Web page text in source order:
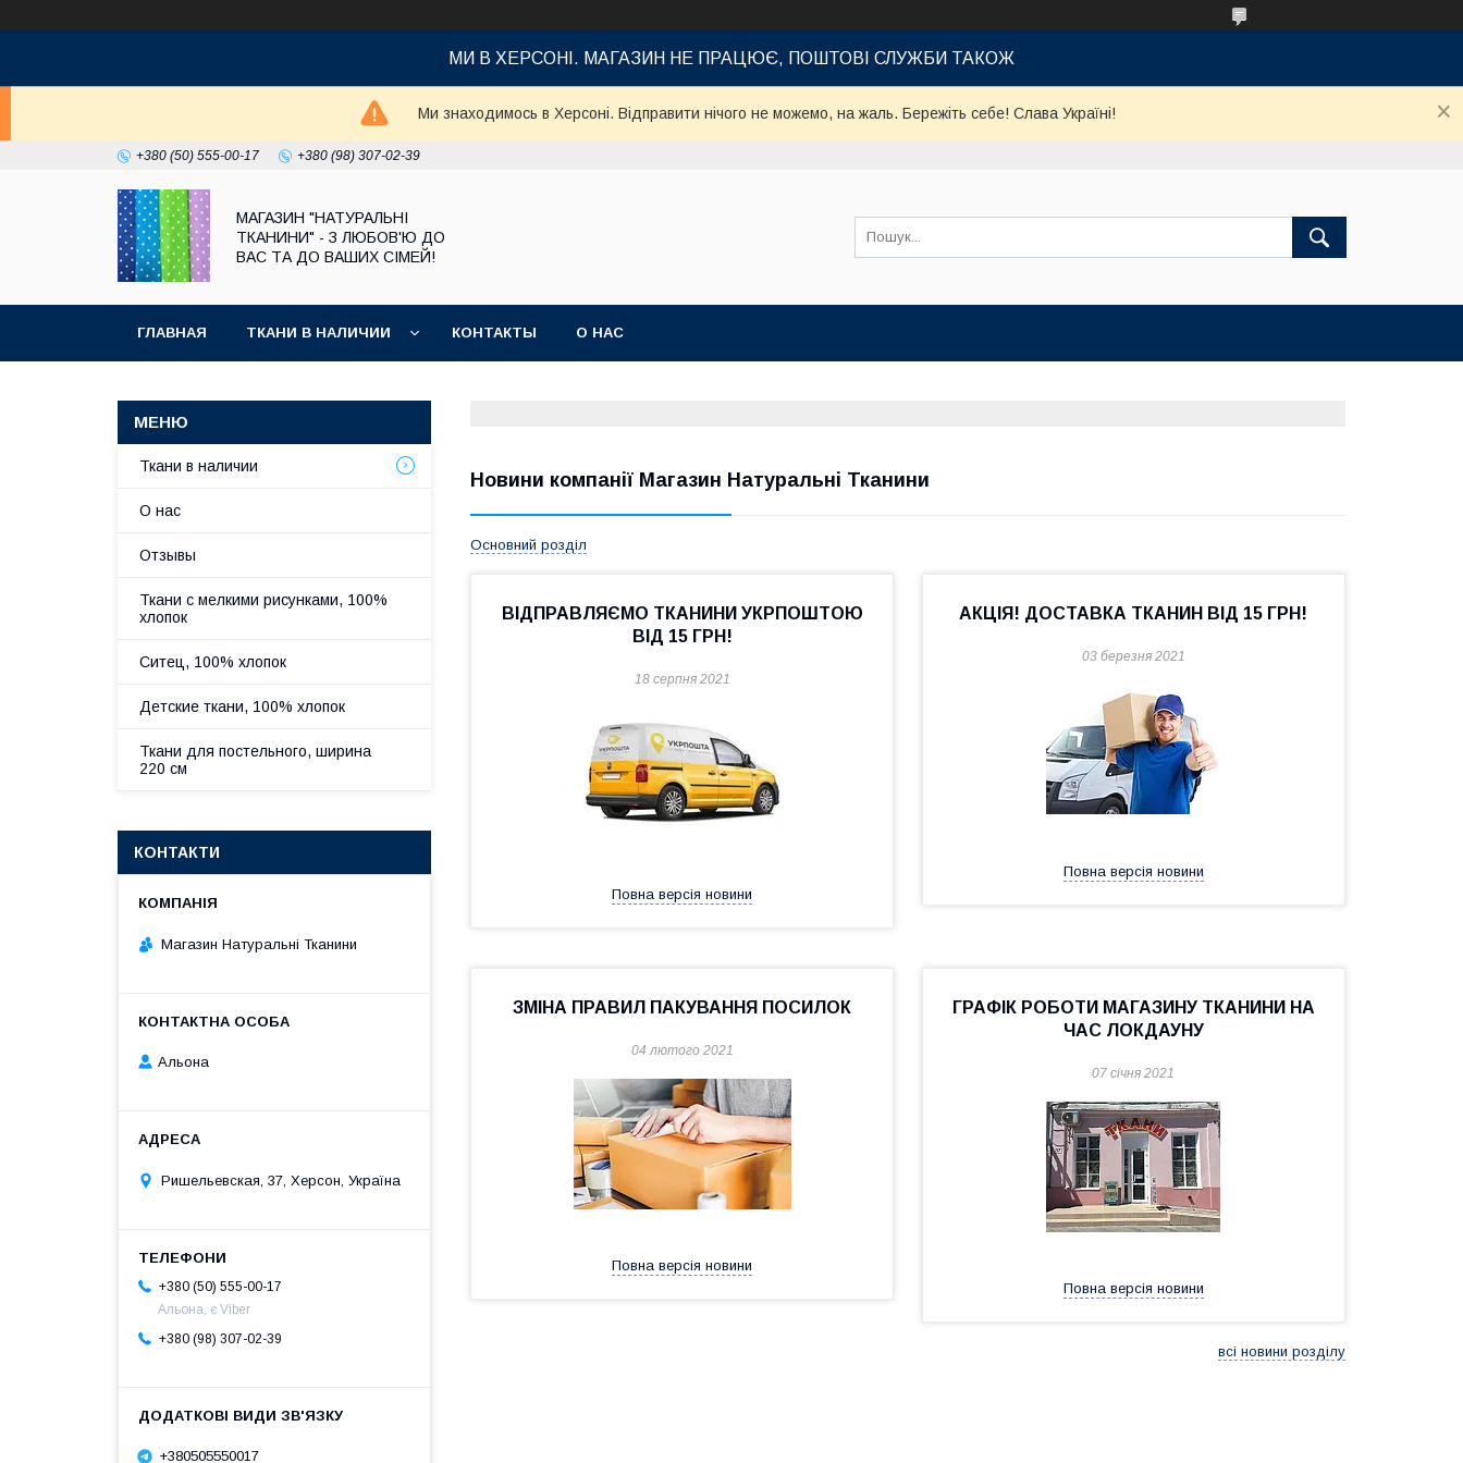
МИ В ХЕРСОНІ. МАГАЗИН НЕ ПРАЦЮЄ, ПОШТОВІ СЛУЖБИ ТАКОЖ
Ми знаходимось в Херсоні. Відправити нічого не можемо, на жаль. Бережіть себе! Слава Україні!
+380 (50) 555-00-17 +380 (98) 307-02-39
МАГАЗИН "НАТУРАЛЬНІ
ТКАНИНИ" - З ЛЮБОВ'Ю ДО
ВАС ТА ДО ВАШИХ СІМЕЙ!
ГЛАВНАЯ ТКАНИ В НАЛИЧИИ КОНТАКТЫ О НАС
Новини компанії Магазин Натуральні Тканини
Основний розділ
ВІДПРАВЛЯЄМО ТКАНИНИ УКРПОШТОЮ
ВІД 15 ГРН!
18 серпня 2021
Повна версія новини
АКЦІЯ! ДОСТАВКА ТКАНИН ВІД 15 ГРН!
03 березня 2021
Повна версія новини
ЗМІНА ПРАВИЛ ПАКУВАННЯ ПОСИЛОК
04 лютого 2021
Повна версія новини
ГРАФІК РОБОТИ МАГАЗИНУ ТКАНИНИ НА
ЧАС ЛОКДАУНУ
07 січня 2021
Повна версія новини
всі новини розділу
Ткани в наличии
О нас
Отзывы
Ткани с мелкими рисунками, 100%
хлопок
Ситец, 100% хлопок
Детские ткани, 100% хлопок
Ткани для постельного, ширина
220 см
КОНТАКТИ
Магазин Натуральні Тканини
Альона
Ришельевская, 37, Херсон, Україна
+380 (50) 555-00-17
Альона, є Viber
+380 (98) 307-02-39
+380505550017